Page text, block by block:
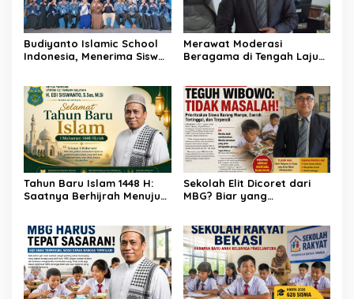
Budiyanto Islamic School
Indonesia, Menerima Siswa
2026/2027
Merawat Moderasi
Beragama di Tengah Laju
Tahun Baru Islam 1448 H:
Saatnya Berhijrah Menuju
Sekolah Elit Dicoret dari
MBG? Biar yang